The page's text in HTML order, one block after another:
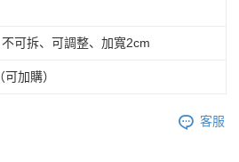
可拆、可調整、加寬2cm
可加購）
客服